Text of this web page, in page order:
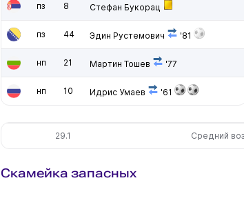
пз 8 Стефан Букорац
пз 44 Эдин Рустемович '81
нп 21 Мартин Тошев '77
нп 10 Идрис Умаев '61
29.1 Средний
Скамейка запасных